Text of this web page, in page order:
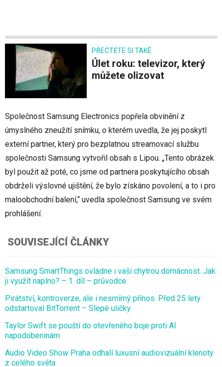
PŘEČTĚTE SI TAKÉ
Úlet roku: televizor, který
můžete olizovat
Společnost Samsung Electronics popřela obvinění z
úmyslného zneužití snímku, o kterém uvedla, že jej poskytl
externí partner, který pro bezplatnou streamovací službu
společnosti Samsung vytvořil obsah s Lipou. „Tento obrázek
byl použit až poté, co jsme od partnera poskytujícího obsah
obdrželi výslovné ujištění, že bylo získáno povolení, a to i pro
maloobchodní balení,“ uvedla společnost Samsung ve svém
prohlášení.
SOUVISEJÍCÍ ČLÁNKY
Samsung SmartThings ovládne i vaši chytrou domácnost. Jak
ji využít naplno? – 1. díl – průvodce
Pirátství, kontroverze, ale i nesmírný přínos. Před 25 lety
odstartoval BitTorrent – Slepé uličky
Taylor Swift se pouští do otevřeného boje proti AI
napodobeninám
Audio Video Show Praha odhalí luxusní audiovizuální klenoty
z celého světa